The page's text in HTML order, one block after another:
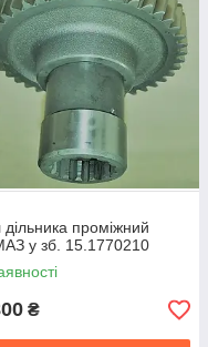
дільника проміжний
у зб. 15.1770210
₴